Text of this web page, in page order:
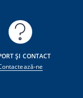
ȘI CONTACT
ne